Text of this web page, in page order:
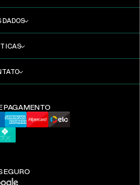
DADOS
PAGAMENTO